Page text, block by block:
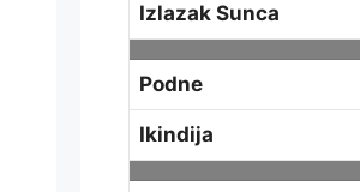
Izlazak Sunca
Podne
Ikindija